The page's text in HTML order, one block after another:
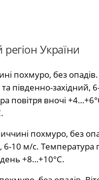
України
похмуро, без опадів.
південно-західний,
повітря вночі
похмуро, без
6-10 м/с. Температура
+8…+10°С.